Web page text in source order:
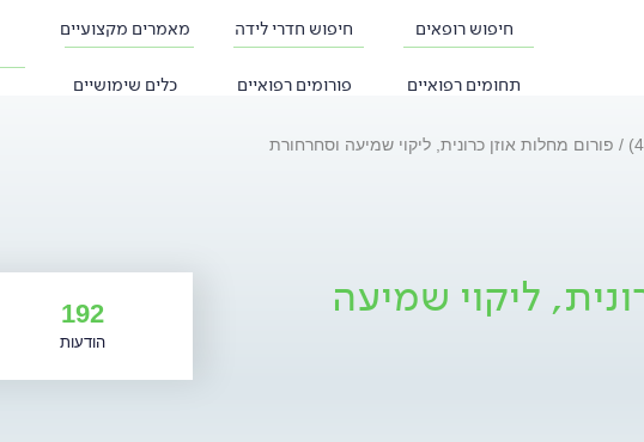
חיפוש רופאים חיפוש חדרי לידה מאמרים מקצועיים
תחומים רפואיים פורומים רפואיים כלים שימושיים
פורום מחלות אוזן כרונית, ליקוי שמיעה וסחרחורת
ליקוי שמיעה 192
הודעות